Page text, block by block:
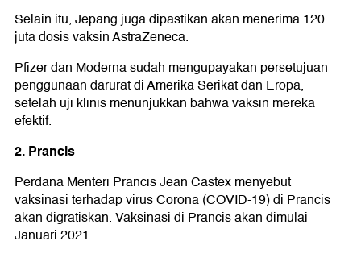
Selain itu, Jepang juga dipastikan akan menerima 120
juta dosis vaksin AstraZeneca.
Pfizer dan Moderna sudah mengupayakan persetujuan
penggunaan darurat di Amerika Serikat dan Eropa,
setelah uji klinis menunjukkan bahwa vaksin mereka
efektif.
2. Prancis
Perdana Menteri Prancis Jean Castex menyebut
vaksinasi terhadap virus Corona (COVID-19) di Prancis
akan digratiskan. Vaksinasi di Prancis akan dimulai
Januari 2021.